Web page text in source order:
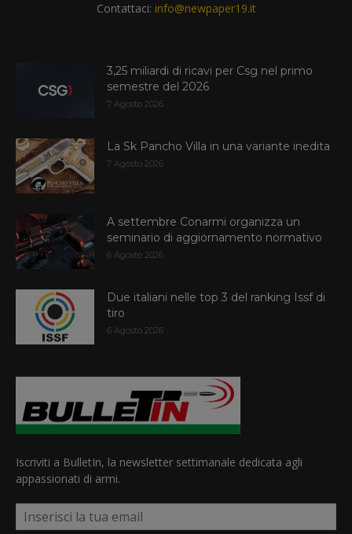
Contattaci: info@newpaper19.it
3,25 miliardi di ricavi per Csg nel primo
semestre del 2026
7 Agosto 2026
La Sk Pancho Villa in una variante inedita
7 Agosto 2026
A settembre Conarmi organizza un
seminario di aggiornamento normativo
6 Agosto 2026
Due italiani nelle top 3 del ranking Issf di
tiro
6 Agosto 2026
Iscriviti a BulletIn, la newsletter settimanale dedicata agli
appassionati di armi.